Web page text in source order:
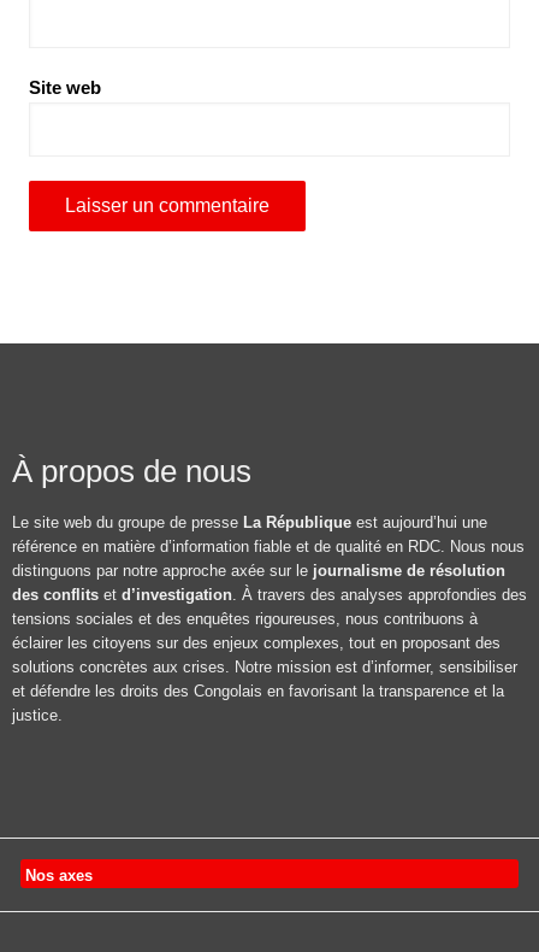
Site web
À propos de nous
Le site web du groupe de presse La République est aujourd’hui une
référence en matière d’information fiable et de qualité en RDC. Nous nous
distinguons par notre approche axée sur le journalisme de résolution
des conflits et d’investigation. À travers des analyses approfondies des
tensions sociales et des enquêtes rigoureuses, nous contribuons à
éclairer les citoyens sur des enjeux complexes, tout en proposant des
solutions concrètes aux crises. Notre mission est d’informer, sensibiliser
et défendre les droits des Congolais en favorisant la transparence et la
justice.
Nos axes